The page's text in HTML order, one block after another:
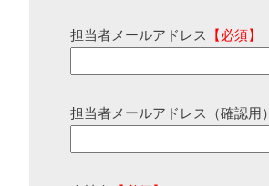
担当者メールアドレス 【必須】
担当者メールアドレス（確認用）